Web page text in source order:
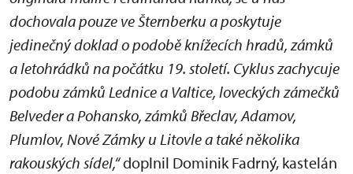
dochovala pouze ve Šternberku a poskytuje
jedinečný doklad o podobě knížecích hradů, zámků
a letohrádků na počátku 19. století. Cyklus zachycuje
podobu zámků Lednice a Valtice, loveckých zámečků
Belveder a Pohansko, zámků Břeclav, Adamov,
Plumlov, Nové Zámky u Litovle a také několika
rakouských sídel,“doplnil Dominik Fadrný, kastelán